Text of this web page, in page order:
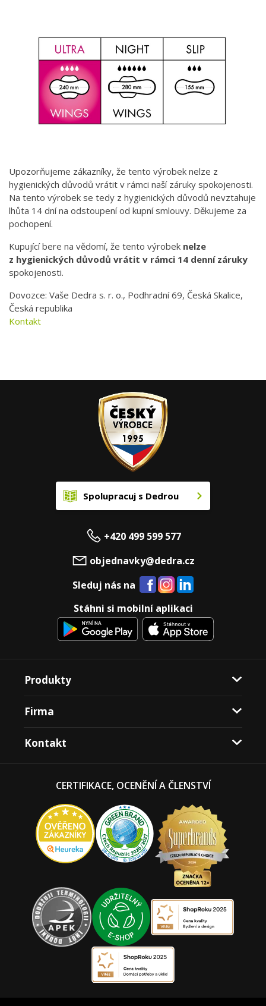
Upozorňujeme zákazníky, že tento výrobek nelze z
hygienických důvodů vrátit v rámci naší záruky spokojenosti.
Na tento výrobek se tedy z hygienických důvodů nevztahuje
lhůta 14 dní na odstoupení od kupní smlouvy. Děkujeme za
pochopení.
Kupující bere na vědomí, že tento výrobek nelze
z hygienických důvodů vrátit v rámci 14 denní záruky
spokojenosti.
Dovozce: Vaše Dedra s. r. o., Podhradní 69, Česká Skalice,
Česká republika
Kontakt
Spolupracuj s Dedrou
+420 499 599 577
objednavky@dedra.cz
Sleduj nás na
Stáhni si mobilní aplikaci
Produkty
Firma
Kontakt
CERTIFIKACE, OCENĚNÍ A ČLENSTVÍ